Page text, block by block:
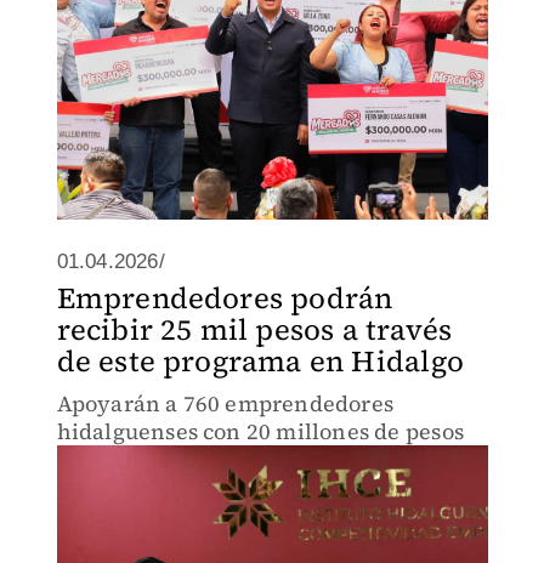
01.04.2026/
Emprendedores podrán
recibir 25 mil pesos a través
de este programa en Hidalgo
Apoyarán a 760 emprendedores
hidalguenses con 20 millones de pesos